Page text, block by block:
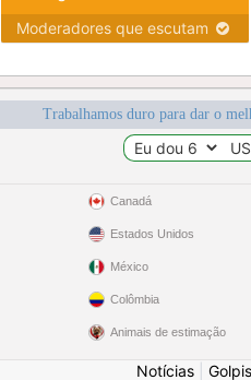
Moderadores que escutam
Trabalhamos duro para dar o
Canadá
Estados Unidos
México
Colômbia
Animais de estimação
Notícias